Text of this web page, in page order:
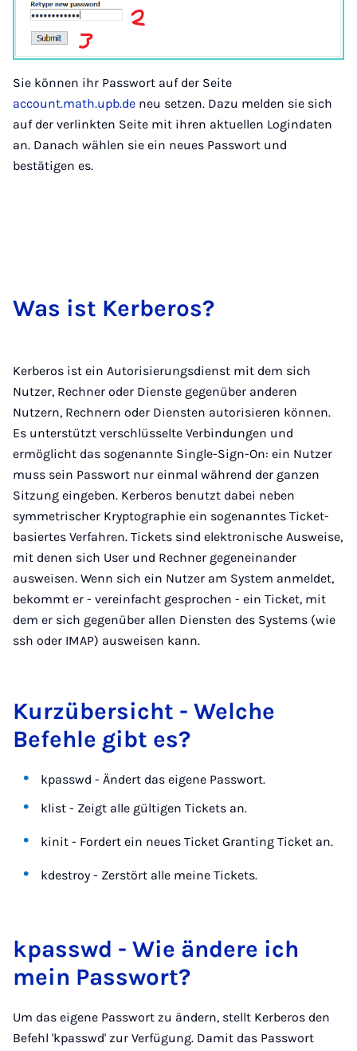
Sie können ihr Passwort auf der Seite
account.math.upb.de neu setzen. Dazu melden sie sich
auf der verlinkten Seite mit ihren aktuellen Logindaten
an. Danach wählen sie ein neues Passwort und
bestätigen es.
Was ist Ker­ber­os?
Kerberos ist ein Autorisierungsdienst mit dem sich
Nutzer, Rechner oder Dienste gegenüber anderen
Nutzern, Rechnern oder Diensten autorisieren können.
Es unterstützt verschlüsselte Verbindungen und
ermöglicht das sogenannte Single-Sign-On: ein Nutzer
muss sein Passwort nur einmal während der ganzen
Sitzung eingeben. Kerberos benutzt dabei neben
symmetrischer Kryptographie ein sogenanntes Ticket-
basiertes Verfahren. Tickets sind elektronische Ausweise,
mit denen sich User und Rechner gegeneinander
ausweisen. Wenn sich ein Nutzer am System anmeldet,
bekommt er - vereinfacht gesprochen - ein Ticket, mit
dem er sich gegenüber allen Diensten des Systems (wie
ssh oder IMAP) ausweisen kann.
Kurzübersicht - Welche
Befehle gibt es?
kpasswd - Ändert das eigene Passwort.
klist - Zeigt alle gültigen Tickets an.
kinit - Fordert ein neues Ticket Granting Ticket an.
kdestroy - Zerstört alle meine Tickets.
kpasswd - Wie ändere ich
mein Passwort?
Um das eigene Passwort zu ändern, stellt Kerberos den
Befehl 'kpasswd' zur Verfügung. Damit das Passwort